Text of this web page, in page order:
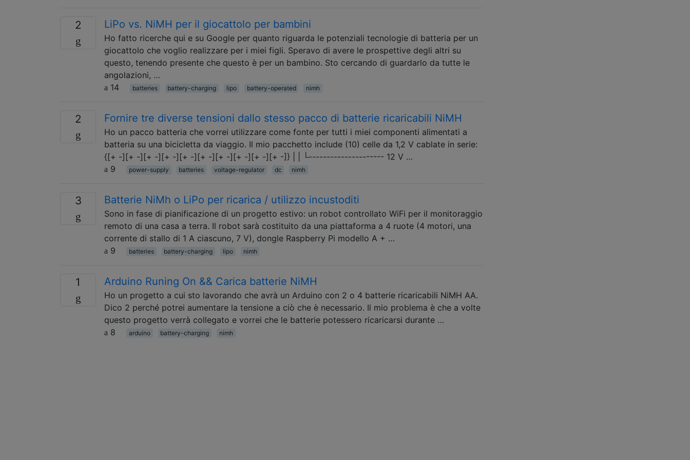
2 LiPo vs. NiMH per il giocattolo per bambini
Ho fatto ricerche qui e su Google per quanto riguarda le potenziali tecnologie di batteria per un
giocattolo che voglio realizzare per i miei figli. Speravo di avere le prospettive degli altri su
questo, tenendo presente che questo è per un bambino. Sto cercando di guardarlo da tutte le
angolazioni, …
14
batteries battery-charging lipo battery-operated nimh
2 Fornire tre diverse tensioni dallo stesso pacco di batterie ricaricabili NiMH
Ho un pacco batteria che vorrei utilizzare come fonte per tutti i miei componenti alimentati a
batteria su una bicicletta da viaggio. Il mio pacchetto include (10) celle da 1,2 V cablate in serie:
{[+ -][+ -][+ -][+ -][+ -][+ -][+ -][+ -][+ -][+ -]} | | └--------------------- 12 V …
9
power-supply batteries voltage-regulator dc nimh
3 Batterie NiMh o LiPo per ricarica / utilizzo incustoditi
Sono in fase di pianificazione di un progetto estivo: un robot controllato WiFi per il monitoraggio
remoto di una casa a terra. Il robot sarà costituito da una piattaforma a 4 ruote (4 motori, una
corrente di stallo di 1 A ciascuno, 7 V), dongle Raspberry Pi modello A + …
9
batteries battery-charging lipo nimh
1 Arduino Runing On && Carica batterie NiMH
Ho un progetto a cui sto lavorando che avrà un Arduino con 2 o 4 batterie ricaricabili NiMH AA.
Dico 2 perché potrei aumentare la tensione a ciò che è necessario. Il mio problema è che a volte
questo progetto verrà collegato e vorrei che le batterie potessero ricaricarsi durante …
8
arduino battery-charging nimh